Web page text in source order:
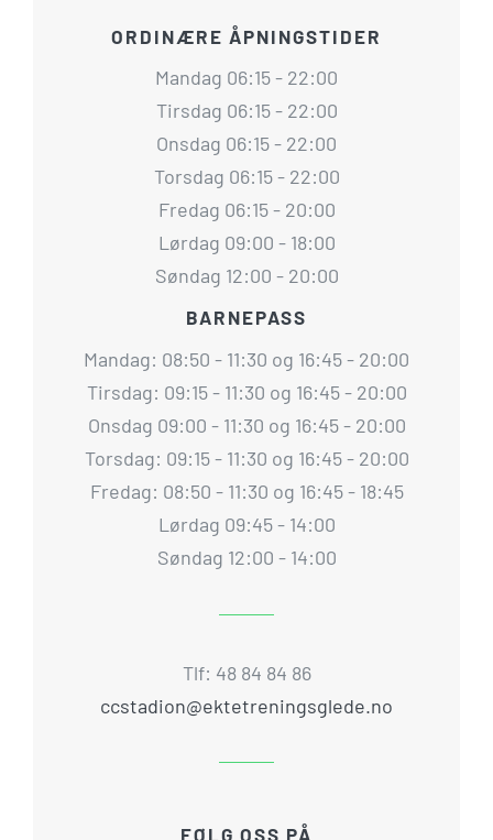
ORDINÆRE ÅPNINGSTIDER
Mandag 06:15 - 22:00
Tirsdag 06:15 - 22:00
Onsdag 06:15 - 22:00
Torsdag 06:15 - 22:00
Fredag 06:15 - 20:00
Lørdag 09:00 - 18:00
Søndag 12:00 - 20:00
BARNEPASS
Mandag: 08:50 - 11:30 og 16:45 - 20:00
Tirsdag: 09:15 - 11:30 og 16:45 - 20:00
Onsdag 09:00 - 11:30 og 16:45 - 20:00
Torsdag: 09:15 - 11:30 og 16:45 - 20:00
Fredag: 08:50 - 11:30 og 16:45 - 18:45
Lørdag 09:45 - 14:00
Søndag 12:00 - 14:00
Tlf: 48 84 84 86
ccstadion@ektetreningsglede.no
FØLG OSS PÅ